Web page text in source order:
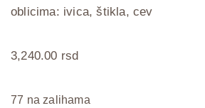
oblicima: ivica, štikla, cev
3,240.00 rsd
77 na zalihama